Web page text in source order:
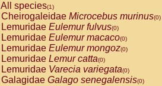
All species(1)
Cheirogaleidae Microcebus murinus(0)
Lemuridae Eulemur fulvus(0)
Lemuridae Eulemur macaco(0)
Lemuridae Eulemur mongoz(0)
Lemuridae Lemur catta(0)
Lemuridae Varecia variegata(0)
Galagidae Galago senegalensis(0)